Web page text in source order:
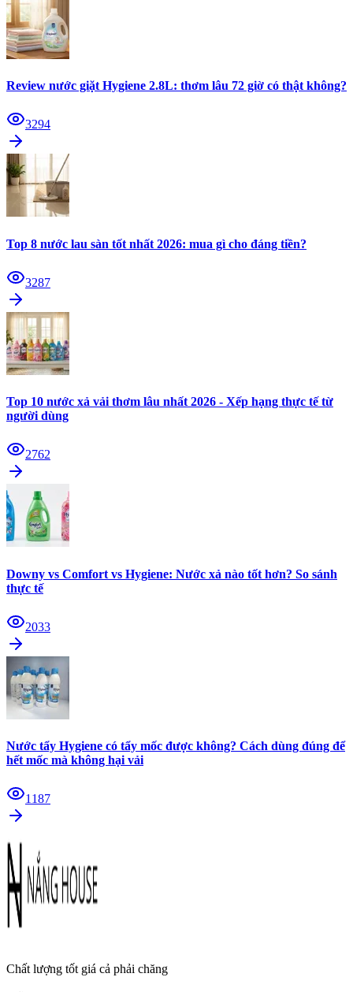
Review nước giặt Hygiene 2.8L: thơm lâu 72 giờ có thật không?
3294
Top 8 nước lau sàn tốt nhất 2026: mua gì cho đáng tiền?
3287
Top 10 nước xả vải thơm lâu nhất 2026 - Xếp hạng thực tế từ
người dùng
2762
Downy vs Comfort vs Hygiene: Nước xả nào tốt hơn? So sánh
thực tế
2033
Nước tẩy Hygiene có tẩy mốc được không? Cách dùng đúng để
hết mốc mà không hại vải
1187
Chất lượng tốt giá cả phải chăng